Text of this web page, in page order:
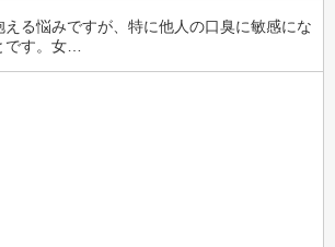
える悩みですが、特に他人の口臭に敏感にな
です。女…